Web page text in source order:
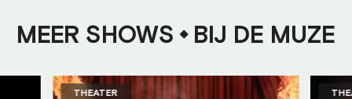
MEER SHOWS BIJ DE MUZE
THEATER